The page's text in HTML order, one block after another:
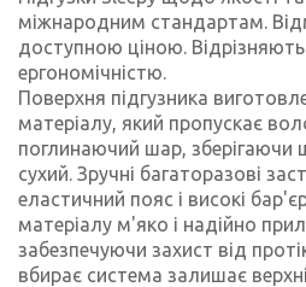
міжнародним стандартам.
доступною ціною.
ергономічністю.
Поверхня підгузника
матеріалу, який пропускає
поглинаючий шар,
сухий. Зручні багаторазові
еластичний пояс і високі
матеріалу м'яко і надійно
забезпечуючи захист від
вбирає система залишає